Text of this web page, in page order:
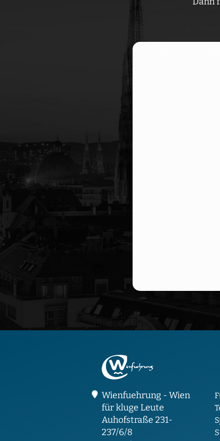
Aufgrund Ihrer
Wienfuehrung - Wien
für kluge Leute
Auhofstraße 231-
237/6/8